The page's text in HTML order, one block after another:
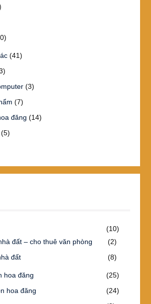
(41)
(3)
(7)
đăng (14)
(5)
(10)
đất – cho thuê văn phòng
(2)
đất
(8)
hoa đăng
(25)
hoa đăng
(24)